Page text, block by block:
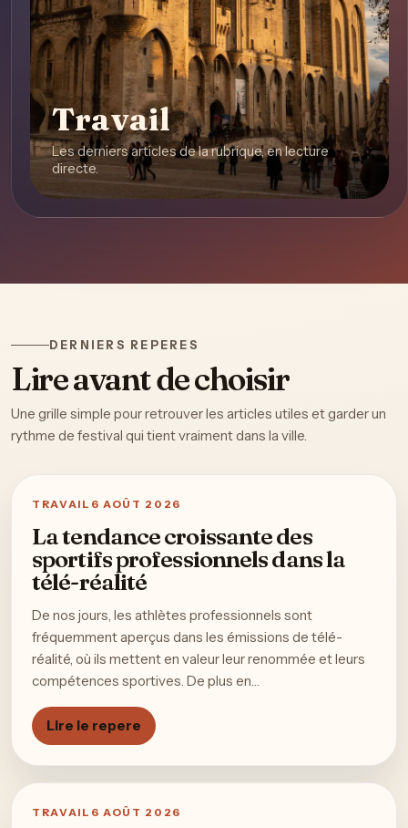
Travail
Les derniers articles de la rubrique, en lecture
directe.
DERNIERS REPERES
Lire avant de choisir
Une grille simple pour retrouver les articles utiles et garder un
rythme de festival qui tient vraiment dans la ville.
TRAVAIL 6 AOÛT 2026
La tendance croissante des
sportifs professionnels dans la
télé-réalité
De nos jours, les athlètes professionnels sont
fréquemment aperçus dans les émissions de télé-
réalité, où ils mettent en valeur leur renommée et leurs
compétences sportives. De plus en…
Lire le repere
TRAVAIL 6 AOÛT 2026